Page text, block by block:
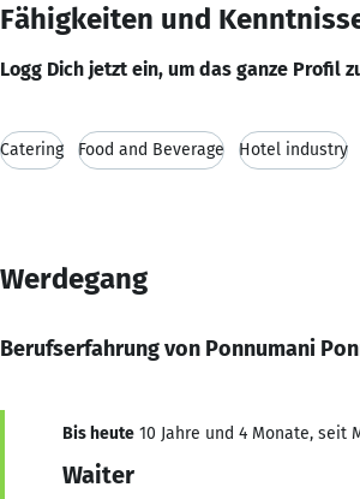
Fähigkeiten und
Logg Dich jetzt ein, um das ganze Profil
Catering Food and Beverage Hotel industry
Werdegang
Berufserfahrung von Ponnumani
Bis heute 10 Jahre und 4 Monate, seit
Waiter